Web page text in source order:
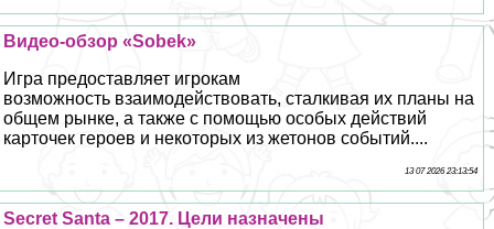
Видео-обзор «Sobek»
Игра предоставляет игрокам
возможность взаимодействовать, сталкивая их планы на
общем рынке, а также с помощью особых действий
карточек героев и некоторых из жетонов событий....
13 07 2026 23:13:54
Secret Santa – 2017. Цели назначены